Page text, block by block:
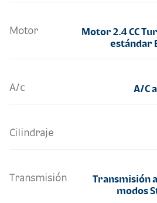
Motor
Motor 2.4 CC
estándar
A/c A/C
Cilindraje
Transmisión
Transmisión
modos